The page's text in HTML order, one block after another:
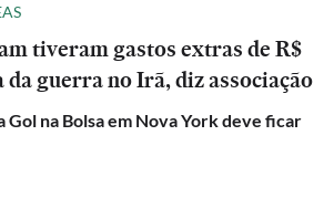
tiveram gastos extras de R$
guerra no Irã, diz associação
Gol na Bolsa em Nova York deve ficar